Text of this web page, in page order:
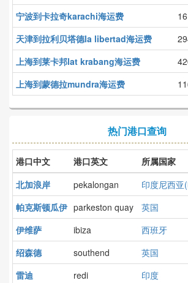
宁波到卡拉奇karachi海运费
天津到拉利贝塔德la libertad海运费
上海到莱卡邦lat krabang海运费
上海到蒙德拉mundra海运费
热门港口查询
港口中文 港口英文 所属国家
北加浪岸
pekalongan 印度尼西亚
帕克斯顿瓜伊 parkeston quay 英国
伊维萨
ibiza 西班牙
绍森德
southend 英国
雷迪
redi 印度